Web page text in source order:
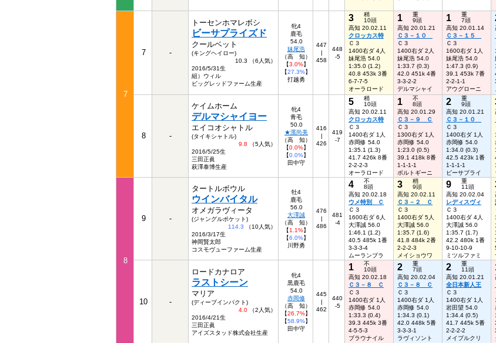
7
7 -
トーセンホマレボシ
ビーサプライズド
クールベット
(キングヘイロー)
10.3 （6人気）
2016/5/31生
組）ウィル
ビッグレッドファーム生産
牝4
鹿毛
54.0
妹尾浩
（高 知）
【3.0%】
【27.3%】
打越勇
447
|
458
448
-5
3
稍
10頭
高知 20.02.11
クロッカス特
Ｃ３
1400右ダ 4人
妹尾浩 54.0
1:35.0 (1.2)
40.8 453k 3番
6-7-7-5
オーラロード
1
重
9頭
高知 20.01.21
Ｃ３－１０
Ｃ３
1400右ダ 2人
妹尾浩 54.0
1:33.7 (0.3)
42.0 451k 4番
3-3-2-2
デルマシャイ
1
重
7頭
高知 20.01.14
Ｃ３－１５
Ｃ３
1600右ダ 1人
妹尾浩 54.0
1:47.3 (0.9)
39.1 453k 7番
2-2-1-1
アウグローニ
8 -
ケイムホーム
デルマシャイヨー
エイコオシャトル
(タイキシャトル)
9.8 （5人気）
2016/5/25生
三田正眞
萩澤泰博生産
牝4
青毛
50.0
★濱尚美
（高 知）
【0.0%】
【0.0%】
田中守
416
|
426
419
-7
5
稍
10頭
高知 20.02.11
クロッカス特
Ｃ３
1400右ダ 1人
赤岡修 54.0
1:35.1 (1.3)
41.7 426k 8番
2-2-2-3
オーラロード
1
不
8頭
高知 20.01.29
Ｃ３－９ Ｃ
Ｃ３
1300右ダ 1人
赤岡修 54.0
1:23.0 (0.5)
39.1 418k 8番
1-1-1-1
ボルトギーニ
2
重
9頭
高知 20.01.21
Ｃ３－１０
Ｃ３
1400右ダ 1人
赤岡修 54.0
1:34.0 (0.3)
42.5 423k 1番
1-1-1-1
ビーサプライ
8
9 -
タートルボウル
ウインバイタル
オメガラヴィータ
(ジャングルポケット)
114.3 （10人気）
2016/3/17生
神岡賢太郎
コスモヴューファーム生産
牡4
鹿毛
56.0
大澤誠
（高 知）
【1.1%】
【6.0%】
川野勇
476
|
486
481
-4
4
不
8頭
高知 20.02.18
ウメ特別 Ｃ
Ｃ３
1600右ダ 6人
大澤誠 56.0
1:46.1 (1.2)
40.5 485k 1番
3-3-3-4
ムーランブラ
3
稍
9頭
高知 20.02.11
Ｃ３－２ Ｃ
Ｃ３
1400右ダ 5人
大澤誠 56.0
1:35.7 (1.6)
41.8 484k 2番
2-2-2-3
メイショウワ
9
重
11頭
高知 20.02.04
レディスヴィ
Ｃ３
1400右ダ 4人
大澤誠 56.0
1:35.7 (1.7)
42.2 480k 1番
9-10-10-9
ミツルファミ
10 -
ロードカナロア
ラストシーン
マリア
(ディープインパクト)
4.0 （2人気）
2016/4/21生
三田正眞
アイズスタッド株式会社生産
牝4
黒鹿毛
54.0
赤岡修
（高 知）
【26.7%】
【58.9%】
田中守
445
|
462
440
-5
1
不
10頭
高知 20.02.18
Ｃ３－８ Ｃ
Ｃ３
1400右ダ 1人
赤岡修 54.0
1:33.3 (0.4)
39.3 445k 3番
4-5-5-3
ブラウナイル
2
重
7頭
高知 20.02.04
Ｃ３－８ Ｃ
Ｃ３
1400右ダ 1人
赤岡修 54.0
1:34.3 (0.1)
42.0 448k 5番
3-3-3-1
ラヴィソント
2
重
11頭
高知 20.01.21
全日本新人王
Ｃ３
1400右ダ 1人
岩田望 54.0
1:34.4 (0.5)
41.7 445k 5番
2-2-2-2
メイプルクリ